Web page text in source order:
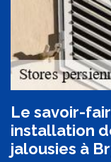
Le savoir-
installation
jalousies à